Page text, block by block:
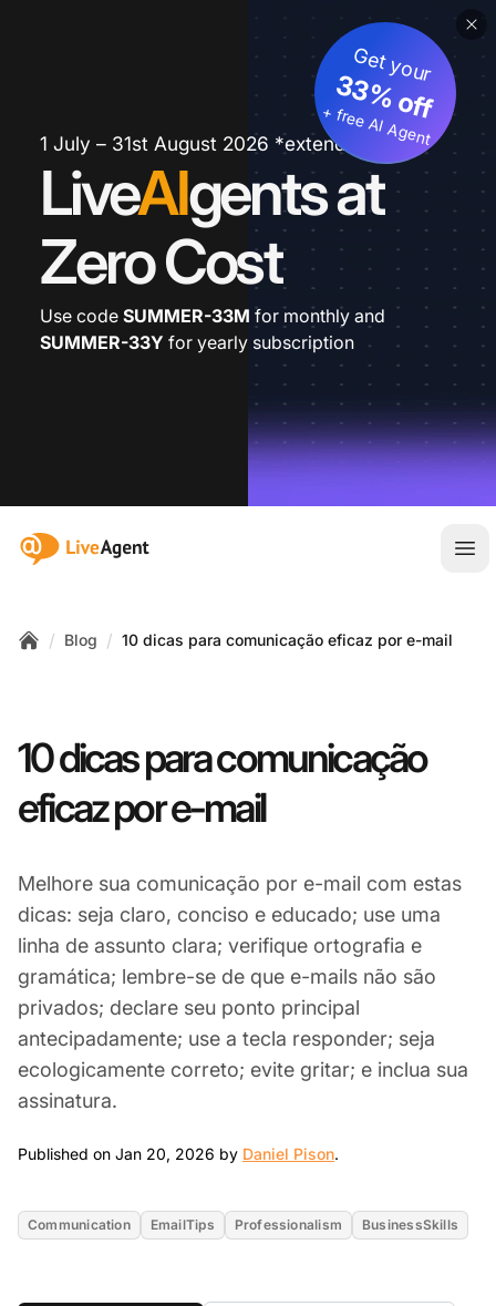
1 July – 31st August 2026 *extended
LiveAIgents at
Zero Cost
Get your
33% off
+ free AI Agent
Use code SUMMER-33M for monthly and
SUMMER-33Y for yearly subscription
:site.title
/ Blog / 10 dicas para comunicação eficaz por e-mail
10 dicas para comunicação
eficaz por e-mail
Melhore sua comunicação por e-mail com estas
dicas: seja claro, conciso e educado; use uma
linha de assunto clara; verifique ortografia e
gramática; lembre-se de que e-mails não são
privados; declare seu ponto principal
antecipadamente; use a tecla responder; seja
ecologicamente correto; evite gritar; e inclua sua
assinatura.
Published on Jan 20, 2026 by Daniel Pison.
Communication EmailTips Professionalism BusinessSkills